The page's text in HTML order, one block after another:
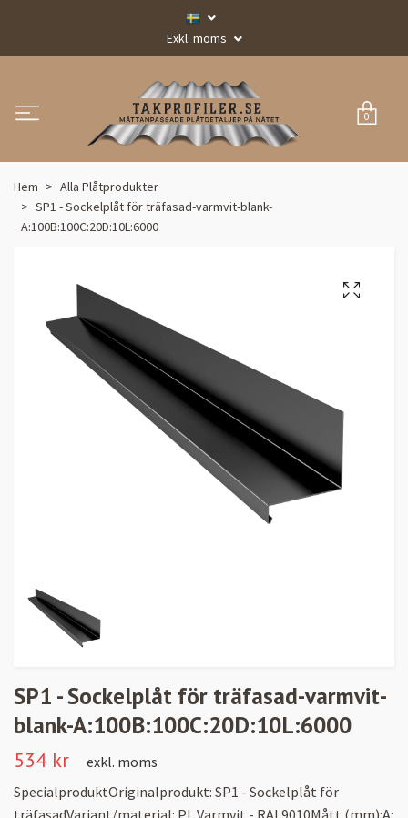
Exkl. moms
0
Hem
Alla Plåtprodukter
SP1 - Sockelplåt för träfasad-varmvit-blank-
A:100B:100C:20D:10L:6000
SP1 - Sockelplåt för träfasad-varmvit-
blank-A:100B:100C:20D:10L:6000
534 kr
exkl. moms
SpecialproduktOriginalprodukt: SP1 - Sockelplåt för
träfasadVariant/material: PL Varmvit - RAL9010Mått (mm):A: